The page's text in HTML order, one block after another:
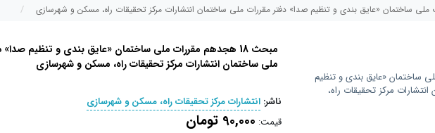
مبحث 18 هجدهم مقررات ملی ساختمان «عایق بندی و تنظیم صدا»
ملی ساختمان انتشارات مرکز تحقیقات راه، مسکن و شهرسازی
ناشر: انتشارات مرکز تحقیقات راه، مسکن و شهرسازی
قیمت: 90,000 تومان